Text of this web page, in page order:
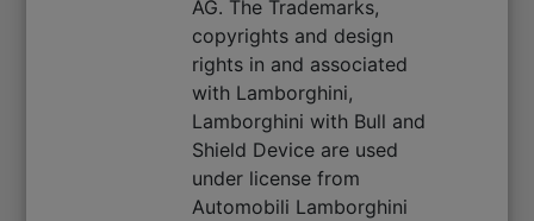
AG. The Trademarks,
copyrights and design
rights in and associated
with Lamborghini,
Lamborghini with Bull and
Shield Device are used
under license from
Automobili Lamborghini